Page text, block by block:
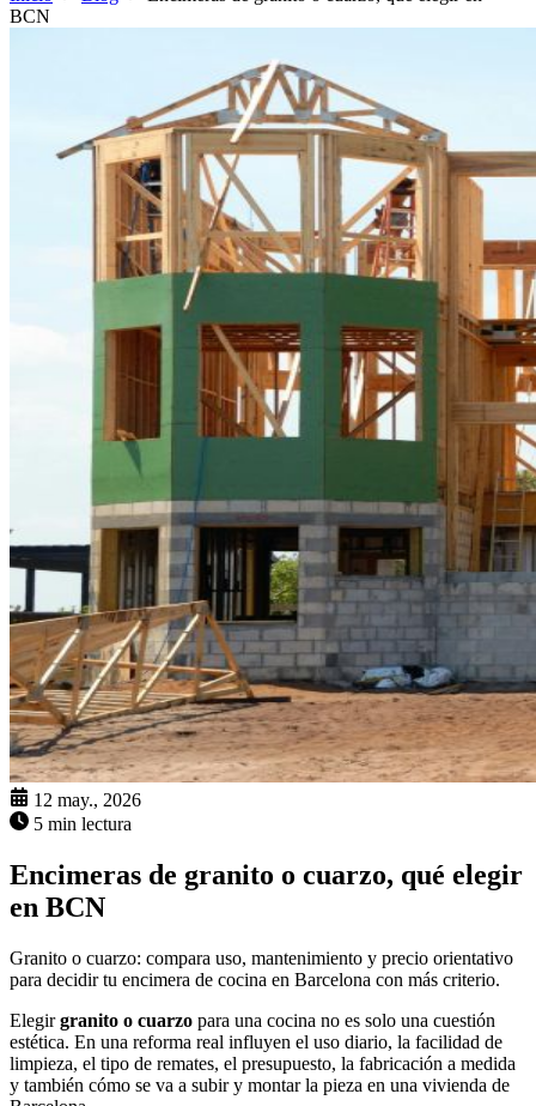
BCN
12 may., 2026
5 min lectura
Encimeras de granito o cuarzo, qué elegir
en BCN
Granito o cuarzo: compara uso, mantenimiento y precio orientativo
para decidir tu encimera de cocina en Barcelona con más criterio.
Elegirgranito o cuarzo para una cocina no es solo una cuestión
estética. En una reforma real influyen el uso diario, la facilidad de
limpieza, el tipo de remates, el presupuesto, la fabricación a medida
y también cómo se va a subir y montar la pieza en una vivienda de